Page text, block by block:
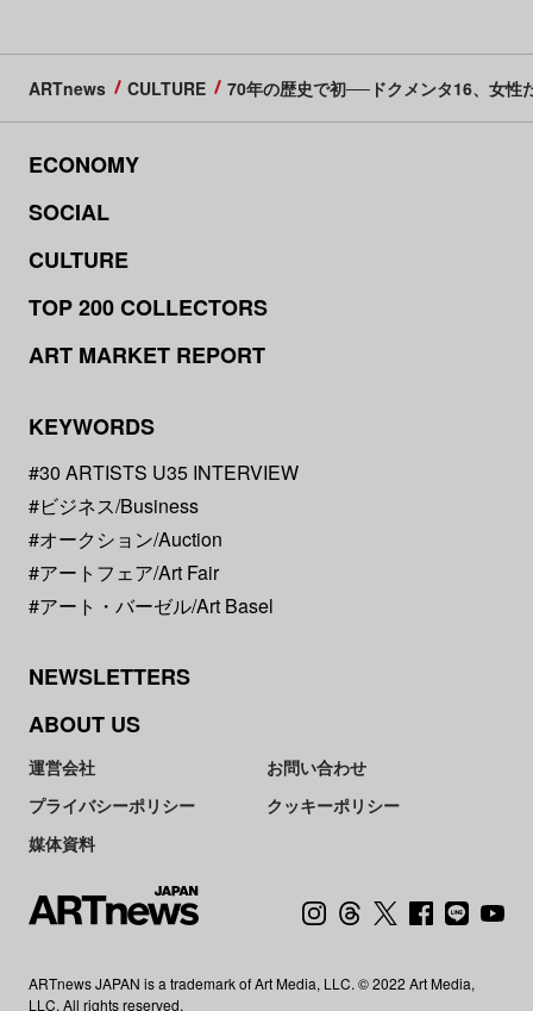
ARTnews CULTURE 70年の歴史で初──ドクメンタ16、女性
ECONOMY
SOCIAL
CULTURE
TOP 200 COLLECTORS
ART MARKET REPORT
KEYWORDS
#30 ARTISTS U35 INTERVIEW
#ビジネス/Business
#オークション/Auction
#アートフェア/Art Fair
#アート・バーゼル/Art Basel
NEWSLETTERS
ABOUT US
運営会社
お問い合わせ
プライバシーポリシー
クッキーポリシー
媒体資料
ARTnews JAPAN is a trademark of Art Media, LLC. © 2022 Art Media,
LLC. All rights reserved.